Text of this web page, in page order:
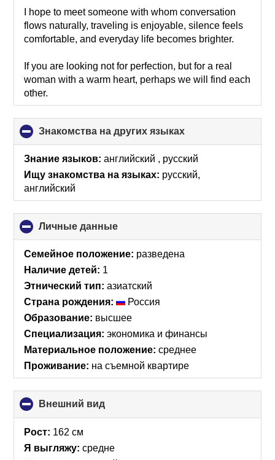
I hope to meet someone with whom conversation
flows naturally, traveling is enjoyable, silence feels
comfortable, and everyday life becomes brighter.
If you are looking not for perfection, but for a real
woman with a warm heart, perhaps we will find each
other.
Знакомства на других языках
to
collapse
contents
Знание языков: английский , русский
Ищу знакомства на языках: русский,
английский
Личные данные
to
collapse
Семейное положение: разведена
Наличие детей: 1
Этнический тип: азиатский
Страна рождения:
Россия
Образование: высшее
Специализация: экономика и финансы
Материальное положение: среднее
Проживание: на съемной квартире
Внешний вид
to
Рост: 162 см
Я выгляжу: средне